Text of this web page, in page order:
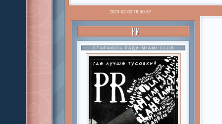
2024-02-02 18:50:37
PR
СТАРАЮСЬ РАДИ MIAMI CLUB